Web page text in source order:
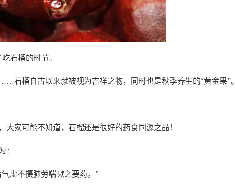
石榴的时节。
石榴自古以来就被视为吉祥之物，同时也是秋季养生的“黄金果”。
家可能不知道，石榴还是很好的药食同源之品！
：
虚不摄肺劳喘嗽之要药。”